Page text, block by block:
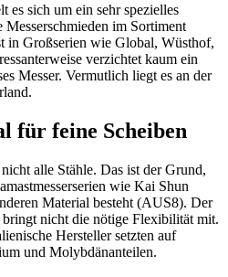
es sich um ein sehr spezielles
im Sortiment
in Großserien wie Global, Wüsthof,
verzichtet kaum ein
Messer. Vermutlich liegt es an der
für feine Scheiben
alle Stähle. Das ist der Grund,
wie Kai Shun
Material besteht (AUS8). Der
nicht die nötige Flexibilität mit.
Hersteller setzten auf
und Molybdänanteilen.